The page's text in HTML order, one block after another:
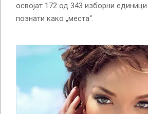
освојат 172 од 343 изборни
познати како „места“.